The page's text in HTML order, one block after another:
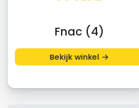
Fnac (4)
Bekijk winkel →